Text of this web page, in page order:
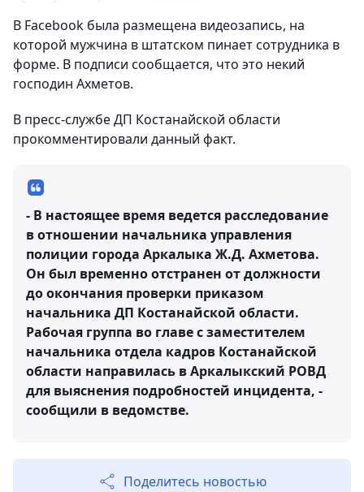
В Facebook была размещена видеозапись, на
которой мужчина в штатском пинает сотрудника в
форме. В подписи сообщается, что это некий
господин Ахметов.
В пресс-службе ДП Костанайской области
прокомментировали данный факт.
- В настоящее время ведется расследование
в отношении начальника управления
полиции города Аркалыка Ж.Д. Ахметова.
Он был временно отстранен от должности
до окончания проверки приказом
начальника ДП Костанайской области.
Рабочая группа во главе с заместителем
начальника отдела кадров Костанайской
области направилась в Аркалыкский РОВД
для выяснения подробностей инцидента, -
сообщили в ведомстве.
Поделитесь новостью